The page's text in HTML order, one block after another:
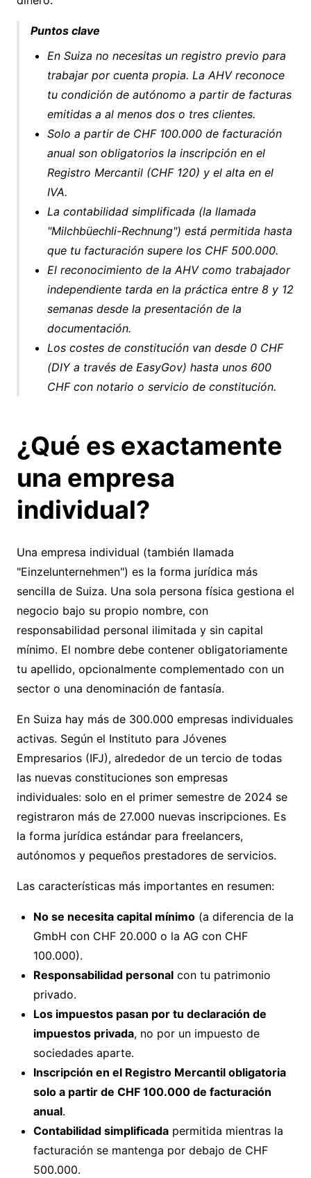
Puntos clave
En Suiza no necesitas un registro previo para
trabajar por cuenta propia. La AHV reconoce
tu condición de autónomo a partir de facturas
emitidas a al menos dos o tres clientes.
Solo a partir de CHF 100.000 de facturación
anual son obligatorios la inscripción en el
Registro Mercantil (CHF 120) y el alta en el
IVA.
La contabilidad simplificada (la llamada
"Milchbüechli-Rechnung") está permitida hasta
que tu facturación supere los CHF 500.000.
El reconocimiento de la AHV como trabajador
independiente tarda en la práctica entre 8 y 12
semanas desde la presentación de la
documentación.
Los costes de constitución van desde 0 CHF
(DIY a través de EasyGov) hasta unos 600
CHF con notario o servicio de constitución.
¿Qué es exactamente
una empresa
individual?
Una empresa individual (también llamada
"Einzelunternehmen") es la forma jurídica más
sencilla de Suiza. Una sola persona física gestiona el
negocio bajo su propio nombre, con
responsabilidad personal ilimitada y sin capital
mínimo. El nombre debe contener obligatoriamente
tu apellido, opcionalmente complementado con un
sector o una denominación de fantasía.
En Suiza hay más de 300.000 empresas individuales
activas. Según el Instituto para Jóvenes
Empresarios (IFJ), alrededor de un tercio de todas
las nuevas constituciones son empresas
individuales: solo en el primer semestre de 2024 se
registraron más de 27.000 nuevas inscripciones. Es
la forma jurídica estándar para freelancers,
autónomos y pequeños prestadores de servicios.
Las características más importantes en resumen:
No se necesita capital mínimo (a diferencia de la
GmbH con CHF 20.000 o la AG con CHF
100.000).
Responsabilidad personal con tu patrimonio
privado.
Los impuestos pasan por tu declaración de
impuestos privada, no por un impuesto de
sociedades aparte.
Inscripción en el Registro Mercantil obligatoria
solo a partir de CHF 100.000 de facturación
anual.
Contabilidad simplificada permitida mientras la
facturación se mantenga por debajo de CHF
500.000.